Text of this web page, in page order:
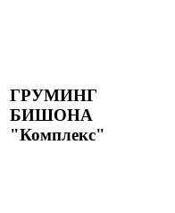
ГРУМИНГ
БИШОНА
"Комплекс"